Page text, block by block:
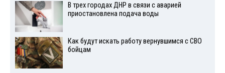
В трех городах ДНР в связи с аварией
приостановлена подача воды
Как будут искать работу вернувшимся с СВО
бойцам